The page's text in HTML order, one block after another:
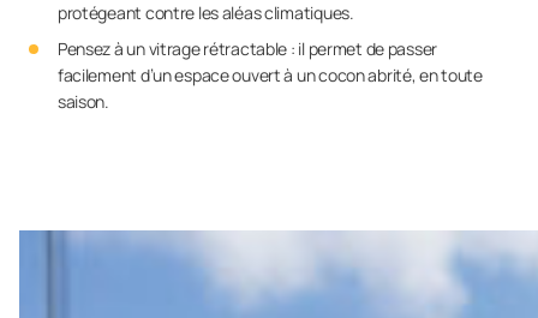
protégeant contre les aléas climatiques.
Pensez à un vitrage rétractable : il permet de passer
facilement d’un espace ouvert à un cocon abrité, en toute
saison.